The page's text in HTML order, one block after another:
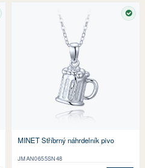
MINET Stříbrný náhrdelník pivo
JMAN0655SN48